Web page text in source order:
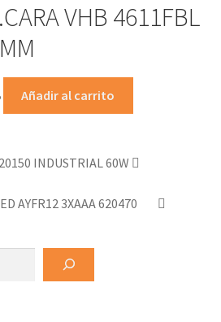
múltiples
página
VHB 4611FBL
Añadir al carrito
INDUSTRIAL 60W
AYFR12 3XAAA 620470